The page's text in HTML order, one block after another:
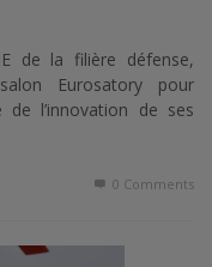
de la filière défense,
Eurosatory pour
de l’innovation de ses
0 Comments